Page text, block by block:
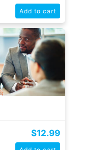
Add to cart
$12.99